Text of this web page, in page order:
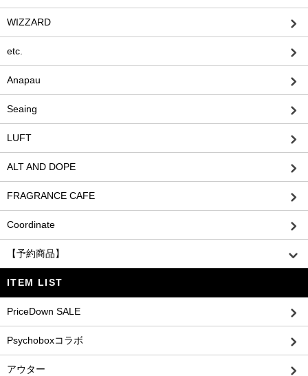
WIZZARD
etc.
Anapau
Seaing
LUFT
ALT AND DOPE
FRAGRANCE CAFE
Coordinate
【予約商品】
ITEM LIST
PriceDown SALE
Psychoboxコラボ
アウター